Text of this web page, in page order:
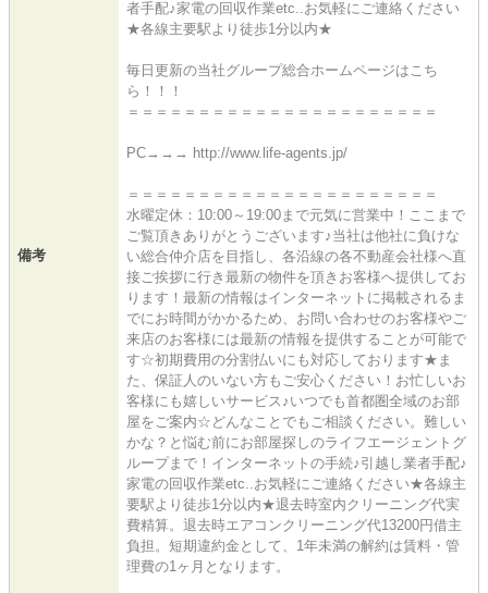
備考
者手配♪家電の回収作業etc..お気軽にご連絡ください
★各線主要駅より徒歩1分以内★
毎日更新の当社グループ総合ホームページはこち
ら！！！
＝＝＝＝＝＝＝＝＝＝＝＝＝＝＝＝＝＝＝＝＝＝
PC→→→ http://www.life-agents.jp/
＝＝＝＝＝＝＝＝＝＝＝＝＝＝＝＝＝＝＝＝＝＝
水曜定休：10:00～19:00まで元気に営業中！ここまで
ご覧頂きありがとうございます♪当社は他社に負けな
い総合仲介店を目指し、各沿線の各不動産会社様へ直
接ご挨拶に行き最新の物件を頂きお客様へ提供してお
ります！最新の情報はインターネットに掲載されるま
でにお時間がかかるため、お問い合わせのお客様やご
来店のお客様には最新の情報を提供することが可能で
す☆初期費用の分割払いにも対応しております★ま
た、保証人のいない方もご安心ください！お忙しいお
客様にも嬉しいサービス♪いつでも首都圏全域のお部
屋をご案内☆どんなことでもご相談ください。難しい
かな？と悩む前にお部屋探しのライフエージェントグ
ループまで！インターネットの手続♪引越し業者手配♪
家電の回収作業etc..お気軽にご連絡ください★各線主
要駅より徒歩1分以内★退去時室内クリーニング代実
費精算。退去時エアコンクリーニング代13200円借主
負担。短期違約金として、1年未満の解約は賃料・管
理費の1ヶ月となります。